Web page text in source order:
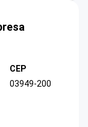
CEP
03949-200